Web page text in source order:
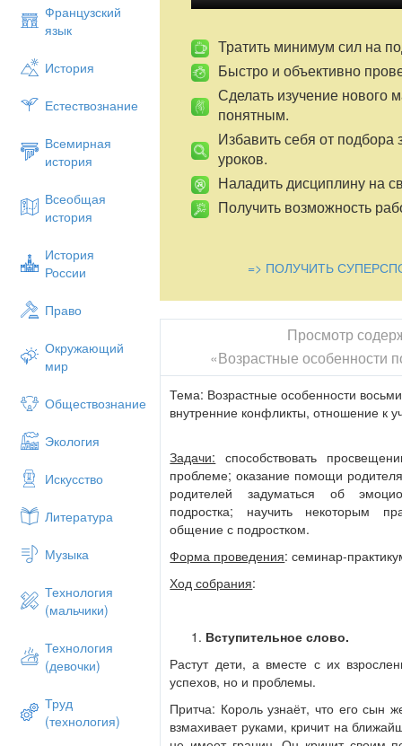
Французский
язык
История
Естествознание
Всемирная
история
Всеобщая
история
История
России
Право
Окружающий
мир
Обществознание
Экология
Искусство
Литература
Музыка
Технология
(мальчики)
Технология
(девочки)
Труд
(технология)
3. Упражнение «Портрет
Группа делится на 3–4 подгруппы.
«Портрет современного подростка»,
особенности подростка. Участники
которые свойственны подросткам,
составляют портрет ребенка. Затем
характеристику, после чего
«Портрет
оценках, отношениях с родителями
Для него характерен повышенный
взрослым. Ключевые переживания
время формируется
Центральное
самоопределение….
4. Мини-лекция «Особенности
облике, особенно бросаются в
возраст — период кризиса в
подростка можно довольно точно
к самостоятельности. Оно
поведение, чувства.
самостоятельности: «Пробую быть
1. Есть свое мнение, не всегда верное
2. Считает именно свое мнение
3. Не считается с мнением родителей
4. Поступает так, как хочет
Тратить минимум сил на
Быстро и объективно
Сделать изучение нового
понятным.
Избавить себя от подбора
уроков.
Наладить дисциплину на
Получить возможность
=> ПОЛУЧИТЬ
Просмотр
«Возрастные особенности
Тема: Возрастные особенности
внутренние конфликты, отношение к
Задачи: способствовать
проблеме; оказание помощи
родителей задуматься об
подростка; научить некоторым
общение с подростком.
Форма проведения: семинар-
Ход собрания:
Вступительное слово.
Растут дети, а вместе с их
успехов, но и проблемы.
Притча: Король узнаёт, что его сын
взмахивает руками, кричит на